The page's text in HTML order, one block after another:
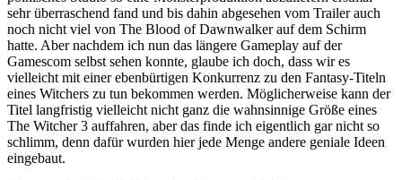
sehr überraschend fand und bis dahin abgesehen vom Trailer auch
noch nicht viel von The Blood of Dawnwalker auf dem Schirm
hatte. Aber nachdem ich nun das längere Gameplay auf der
Gamescom selbst sehen konnte, glaube ich doch, dass wir es
vielleicht mit einer ebenbürtigen Konkurrenz zu den Fantasy-Titeln
eines Witchers zu tun bekommen werden. Möglicherweise kann der
Titel langfristig vielleicht nicht ganz die wahnsinnige Größe eines
The Witcher 3 auffahren, aber das finde ich eigentlich gar nicht so
schlimm, denn dafür wurden hier jede Menge andere geniale Ideen
eingebaut.